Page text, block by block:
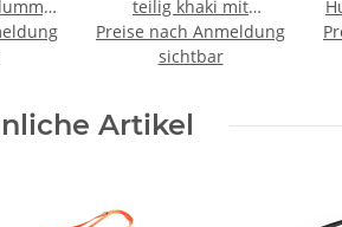
teilig khaki mit
Fuchsfell 4,0kg
Preise nach Anmeldung
sichtbar
Artikel